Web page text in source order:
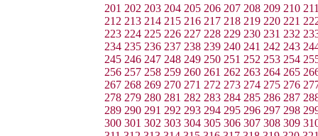
201 202 203 204 205 206 207 208 209 210
212 213 214 215 216 217 218 219 220 221
223 224 225 226 227 228 229 230 231 232
234 235 236 237 238 239 240 241 242 243
245 246 247 248 249 250 251 252 253 254
256 257 258 259 260 261 262 263 264 265
267 268 269 270 271 272 273 274 275 276
278 279 280 281 282 283 284 285 286 287
289 290 291 292 293 294 295 296 297 298
300 301 302 303 304 305 306 307 308 309